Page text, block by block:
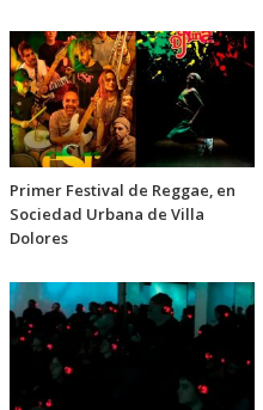
Primer Festival de Reggae, en
Sociedad Urbana de Villa
Dolores